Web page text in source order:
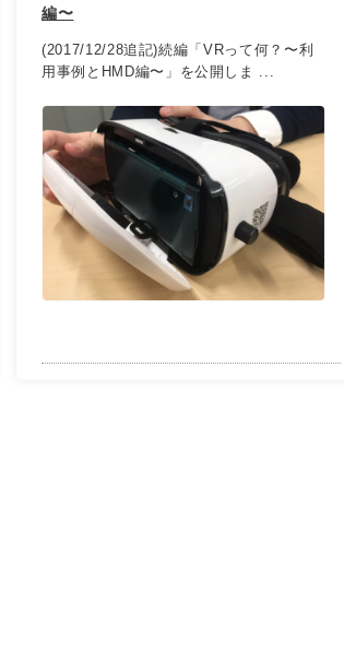
編〜
(2017/12/28追記)続編「VRって何？〜利
用事例とHMD編〜」を公開しま ...